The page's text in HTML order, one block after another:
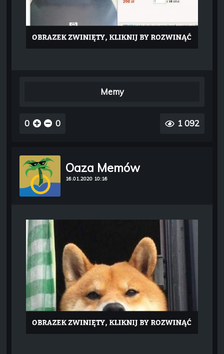
Memy
0 0 1 092
Oaza Memów
16.01.2020 10:16